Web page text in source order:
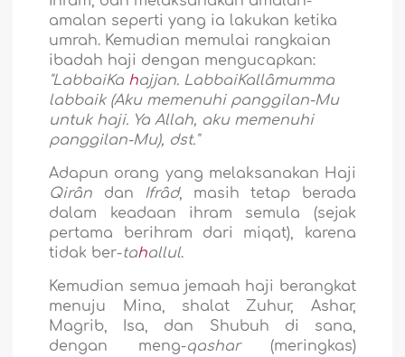
amalan seperti yang ia lakukan ketika
umrah. Kemudian memulai rangkaian
ibadah haji dengan mengucapkan:
"LabbaiKa hajjan. LabbaiKallâmumma
labbaik (Aku memenuhi panggilan-Mu
untuk haji. Ya Allah, aku memenuhi
panggilan-Mu), dst."
Adapun orang yang melaksanakan Haji
Qirân dan Ifrâd, masih tetap berada
dalam keadaan ihram semula (sejak
pertama berihram dari miqat), karena
tidak ber-tahallul.
Kemudian semua jemaah haji berangkat
menuju Mina, shalat Zuhur, Ashar,
Magrib, Isa, dan Shubuh di sana,
dengan meng-qashar(meringkas)